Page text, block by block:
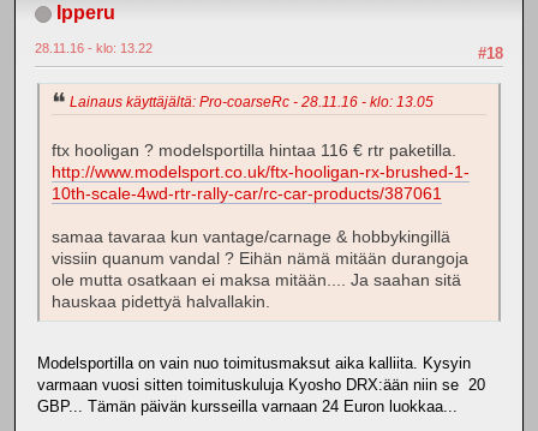
Ipperu
#18
28.11.16 - klo: 13.22
Lainaus käyttäjältä: Pro-coarseRc - 28.11.16 - klo: 13.05
ftx hooligan ? modelsportilla hintaa 116 € rtr paketilla.
http://www.modelsport.co.uk/ftx-hooligan-rx-brushed-1-
10th-scale-4wd-rtr-rally-car/rc-car-products/387061
samaa tavaraa kun vantage/carnage & hobbykingillä
vissiin quanum vandal ? Eihän nämä mitään durangoja
ole mutta osatkaan ei maksa mitään.... Ja saahan sitä
hauskaa pidettyä halvallakin.
Modelsportilla on vain nuo toimitusmaksut aika kalliita. Kysyin
varmaan vuosi sitten toimituskuluja Kyosho DRX:ään niin se 20
GBP... Tämän päivän kursseilla varnaan 24 Euron luokkaa...